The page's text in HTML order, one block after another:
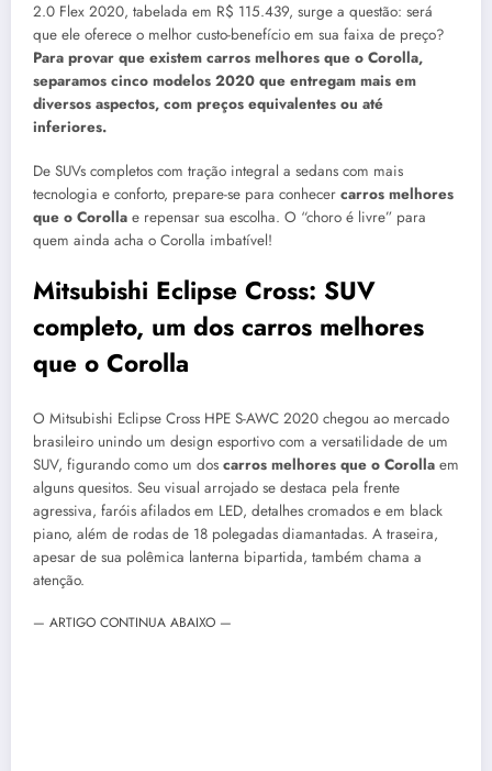
2.0 Flex 2020, tabelada em R$ 115.439, surge a questão: será
que ele oferece o melhor custo-benefício em sua faixa de preço?
Para provar que existem carros melhores que o Corolla,
separamos cinco modelos 2020 que entregam mais em
diversos aspectos, com preços equivalentes ou até
inferiores.
De SUVs completos com tração integral a sedans com mais
tecnologia e conforto, prepare-se para conhecer carros melhores
que o Corolla e repensar sua escolha. O “choro é livre” para
quem ainda acha o Corolla imbatível!
Mitsubishi Eclipse Cross: SUV
completo, um dos carros melhores
que o Corolla
O Mitsubishi Eclipse Cross HPE S-AWC 2020 chegou ao mercado
brasileiro unindo um design esportivo com a versatilidade de um
SUV, figurando como um dos carros melhores que o Corolla em
alguns quesitos. Seu visual arrojado se destaca pela frente
agressiva, faróis afilados em LED, detalhes cromados e em black
piano, além de rodas de 18 polegadas diamantadas. A traseira,
apesar de sua polêmica lanterna bipartida, também chama a
atenção.
— ARTIGO CONTINUA ABAIXO —